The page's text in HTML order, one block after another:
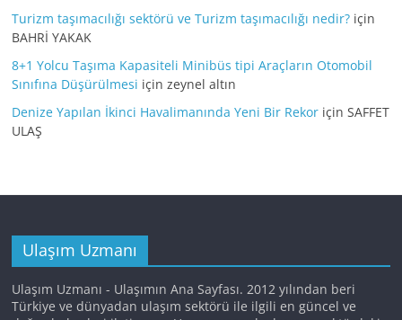
Turizm taşımacılığı sektörü ve Turizm taşımacılığı nedir? için
BAHRİ YAKAK
8+1 Yolcu Taşıma Kapasiteli Minibüs tipi Araçların Otomobil
Sınıfına Düşürülmesi içinzeynel altın
Denize Yapılan İkinci Havalimanında Yeni Bir Rekor içinSAFFET
ULAŞ
Ulaşım Uzmanı
Ulaşım Uzmanı - Ulaşımın Ana Sayfası. 2012 yılından beri
Türkiye ve dünyadan ulaşım sektörü ile ilgili en güncel ve